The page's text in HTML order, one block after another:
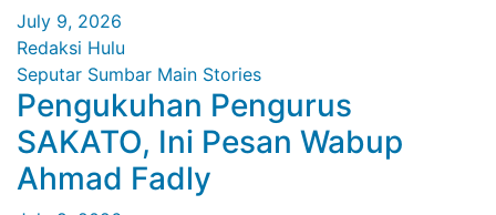
July 9, 2026
Redaksi Hulu
Seputar Sumbar Main Stories
Pengukuhan Pengurus
SAKATO, Ini Pesan Wabup
Ahmad Fadly